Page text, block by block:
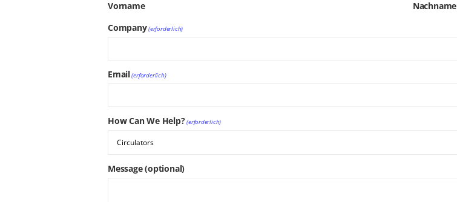
Vorname
Nachname
Company(erforderlich)
Email(erforderlich)
How Can We Help?(erforderlich)
Message (optional)